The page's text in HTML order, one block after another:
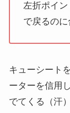
左折ポイ
で戻るのに
キューシート
ーターを信用
でてくる（汗）